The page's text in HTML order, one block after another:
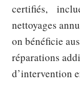
certifiés,
nettoyages
on bénéficie
réparations
d’intervention